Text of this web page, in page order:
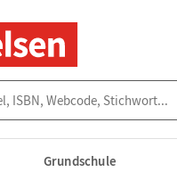
Grundschule